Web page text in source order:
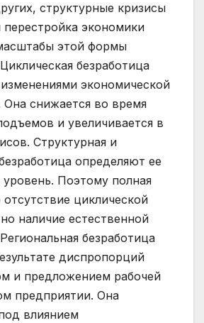
структурные кризисы
перестройка экономики
этой формы
безработица
экономической
снижается во время
и увеличивается в
Структурная и
определяют ее
Поэтому полная
отсутствие циклической
наличие естественной
безработица
диспропорций
и предложением рабочей
предприятии. Она
влиянием